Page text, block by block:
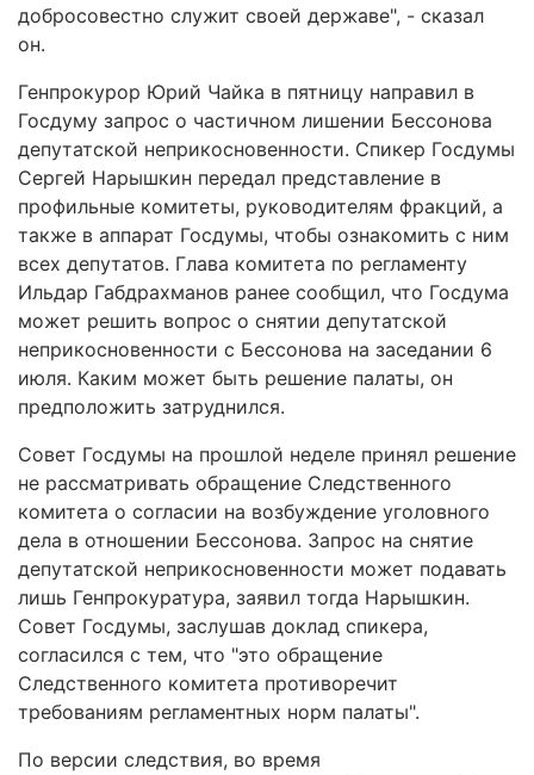
добросовестно служит своей державе", - сказал
он.
Генпрокурор Юрий Чайка в пятницу направил в
Госдуму запрос о частичном лишении Бессонова
депутатской неприкосновенности. Спикер Госдумы
Сергей Нарышкин передал представление в
профильные комитеты, руководителям фракций, а
также в аппарат Госдумы, чтобы ознакомить с ним
всех депутатов. Глава комитета по регламенту
Ильдар Габдрахманов ранее сообщил, что Госдума
может решить вопрос о снятии депутатской
неприкосновенности с Бессонова на заседании 6
июля. Каким может быть решение палаты, он
предположить затруднился.
Совет Госдумы на прошлой неделе принял решение
не рассматривать обращение Следственного
комитета о согласии на возбуждение уголовного
дела в отношении Бессонова. Запрос на снятие
депутатской неприкосновенности может подавать
лишь Генпрокуратура, заявил тогда Нарышкин.
Совет Госдумы, заслушав доклад спикера,
согласился с тем, что "это обращение
Следственного комитета противоречит
требованиям регламентных норм палаты".
По версии следствия, во время